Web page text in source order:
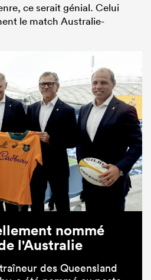
ce serait génial. Celui
le match Australie-
nommé
l'Australie
des Queensland